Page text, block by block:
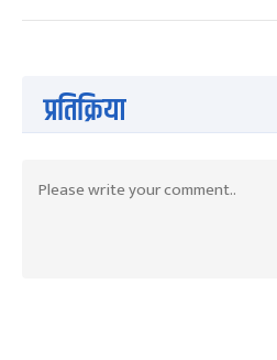
प्रतिक्रिया